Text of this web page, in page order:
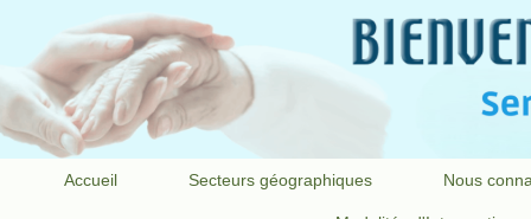
Accueil Secteurs géographiques Nous